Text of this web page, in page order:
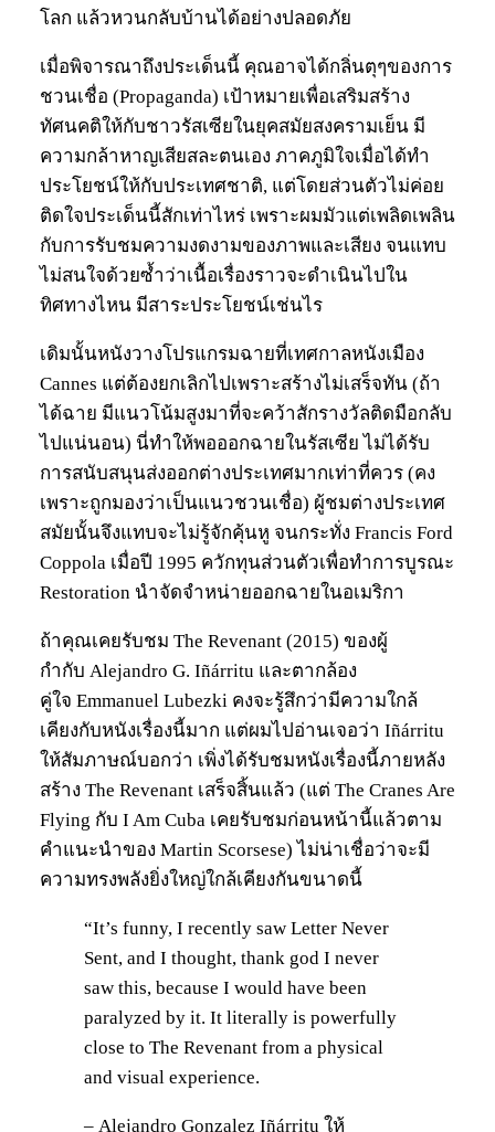
โลก แล้วหวนกลับบ้านได้อย่างปลอดภัย
เมื่อพิจารณาถึงประเด็นนี้ คุณอาจได้กลิ่นตุๆของการ
ชวนเชื่อ (Propaganda) เป้าหมายเพื่อเสริมสร้าง
ทัศนคติให้กับชาวรัสเซียในยุคสมัยสงครามเย็น มี
ความกล้าหาญเสียสละตนเอง ภาคภูมิใจเมื่อได้ทำ
ประโยชน์ให้กับประเทศชาติ, แต่โดยส่วนตัวไม่ค่อย
ติดใจประเด็นนี้สักเท่าไหร่ เพราะผมมัวแต่เพลิดเพลิน
กับการรับชมความงดงามของภาพและเสียง จนแทบ
ไม่สนใจด้วยซ้ำว่าเนื้อเรื่องราวจะดำเนินไปใน
ทิศทางไหน มีสาระประโยชน์เช่นไร
เดิมนั้นหนังวางโปรแกรมฉายที่เทศกาลหนังเมือง
Cannes แต่ต้องยกเลิกไปเพราะสร้างไม่เสร็จทัน (ถ้า
ได้ฉาย มีแนวโน้มสูงมาที่จะคว้าสักรางวัลติดมือกลับ
ไปแน่นอน) นี่ทำให้พอออกฉายในรัสเซีย ไม่ได้รับ
การสนับสนุนส่งออกต่างประเทศมากเท่าที่ควร (คง
เพราะถูกมองว่าเป็นแนวชวนเชื่อ) ผู้ชมต่างประเทศ
สมัยนั้นจึงแทบจะไม่รู้จักคุ้นหู จนกระทั่ง Francis Ford
Coppola เมื่อปี 1995 ควักทุนส่วนตัวเพื่อทำการบูรณะ
Restoration นำจัดจำหน่ายออกฉายในอเมริกา
ถ้าคุณเคยรับชม The Revenant (2015) ของผู้
กำกับ Alejandro G. Iñárritu และตากล้อง
คู่ใจ Emmanuel Lubezki คงจะรู้สึกว่ามีความใกล้
เคียงกับหนังเรื่องนี้มาก แต่ผมไปอ่านเจอว่า Iñárritu
ให้สัมภาษณ์บอกว่า เพิ่งได้รับชมหนังเรื่องนี้ภายหลัง
สร้าง The Revenant เสร็จสิ้นแล้ว (แต่ The Cranes Are
Flying กับ I Am Cuba เคยรับชมก่อนหน้านี้แล้วตาม
คำแนะนำของ Martin Scorsese) ไม่น่าเชื่อว่าจะมี
ความทรงพลังยิ่งใหญ่ใกล้เคียงกันขนาดนี้
“It’s funny, I recently saw Letter Never
Sent, and I thought, thank god I never
saw this, because I would have been
paralyzed by it. It literally is powerfully
close to The Revenant from a physical
and visual experience.
– Alejandro Gonzalez Iñárritu ให้